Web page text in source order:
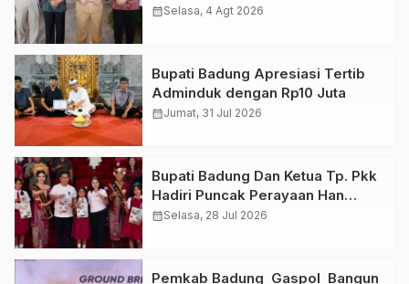
Gaspol Bangun Infrastruktur
calendar_monthSelasa, 4 Agt 2026
Bupati Badung Apresiasi Tertib
Adminduk dengan Rp10 Juta
calendar_monthJumat, 31 Jul 2026
Bupati Badung Dan Ketua Tp. Pkk
Hadiri Puncak Perayaan Han
Tahun 2026
calendar_monthSelasa, 28 Jul 2026
Pemkab Badung Gaspol Bangun